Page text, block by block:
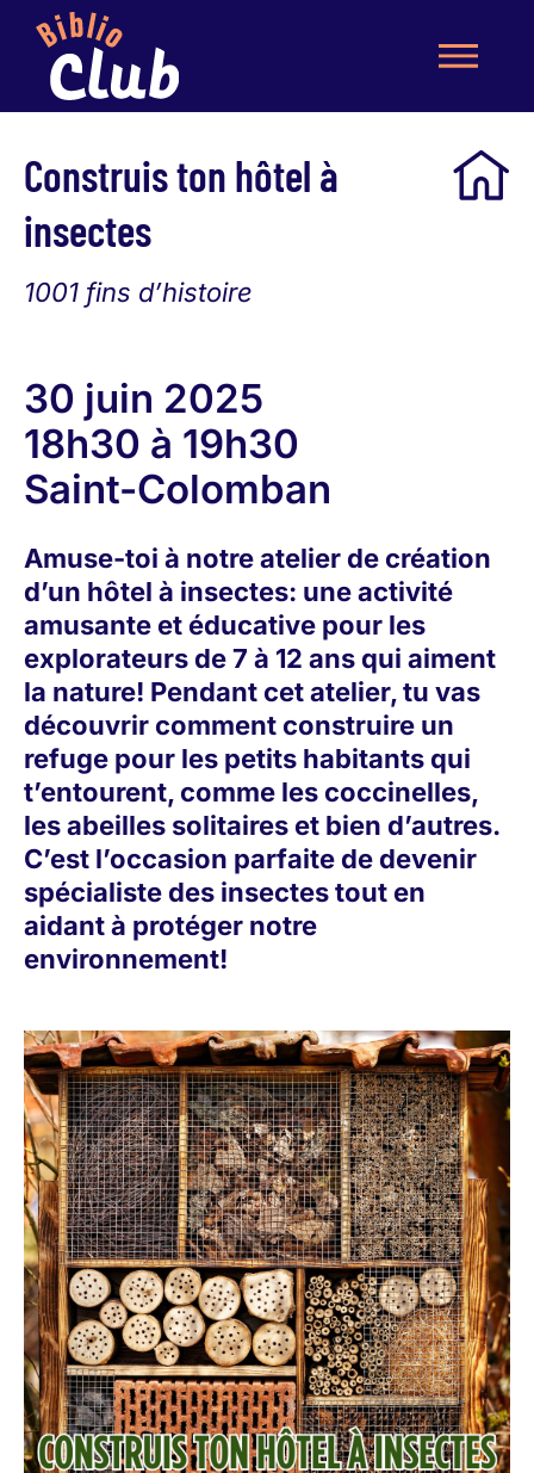
Construis ton hôtel à
insectes
1001 fins d’histoire
30 juin 2025
18h30 à 19h30
Saint-Colomban
Amuse-toi à notre atelier de création
d’un hôtel à insectes: une activité
amusante et éducative pour les
explorateurs de 7 à 12 ans qui aiment
la nature! Pendant cet atelier, tu vas
découvrir comment construire un
refuge pour les petits habitants qui
t’entourent, comme les coccinelles,
les abeilles solitaires et bien d’autres.
C’est l’occasion parfaite de devenir
spécialiste des insectes tout en
aidant à protéger notre
environnement!